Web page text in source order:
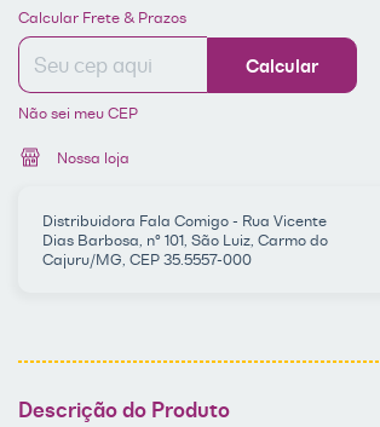
Entregas para o CEP:
Calcular Frete & Prazos
Calcular
Não sei meu CEP
Nossa loja
Distribuidora Fala Comigo - Rua Vicente
Dias Barbosa, nº 101, São Luiz, Carmo do
Cajuru/MG, CEP 35.5557-000
Descrição do Produto